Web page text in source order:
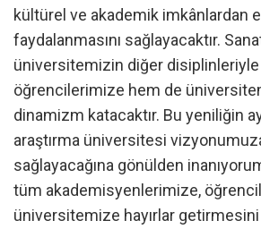
kültürel ve akademik imkânlardan
faydalanmasını sağlayacaktır.
üniversitemizin diğer disiplinleriyle
öğrencilerimize hem de
dinamizm katacaktır. Bu yeniliğin
araştırma üniversitesi
sağlayacağına gönülden
tüm akademisyenlerimize,
üniversitemize hayırlar